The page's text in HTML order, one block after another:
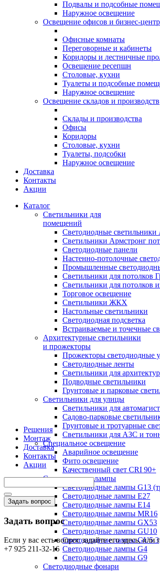
Подвалы и подсобные
Наружное освещение
Освещение офисов и бизнес-
Офисные комнаты
Переговорные и кабинеты
Коридоры и лестничные
Освещение ресепшн
Столовые, кухни
Туалеты и подсобные
Наружное освещение
Освещение складов и производств
Склады и производства
Офисы
Коридоры
Столовые, кухни
Туалеты, подсобки
Наружное освещение
Доставка
Контакты
Акции
Каталог
Светильники для
помещений
Светодиодные
Светильники Армстронг
Светодиодные панели
Настенно-потолочные
Промышленные
Светильники для потолков
Светильники для потолков
Торговое освещение
Светильники ЖКХ
Настольные светильники
Светодиодная подсветка
Встраиваемые и точечные
Архитектурные светильники
и прожекторы
Прожекторы светодиодные
Светодиодные ленты
Светильники для
Подводные светильники
Грунтовые и парковые
Светильники для улицы
Светильники для
Садово-парковые
Грунтовые и тротуарные
Светильники для АЗС и
Специальное освещение
Аварийное освещение
Фито освещение
Качественный свет CRI 90+
Светодиодные лампы
Светодиодные лампы G13
Светодиодные лампы Е27
Светодиодные лампы Е14
Светодиодные лампы MR16
Светодиодные лампы GX53
Светодиодные лампы GU10
Светодиодные лампы GU5.3
Светодиодные лампы G4
Светодиодные лампы G9
Светодиодные фонари
Решения
Монтаж
Доставка
Контакты
Акции
Задать вопрос
Задать вопрос
Если у вас есть вопрос задайте его здесь, или
+7 925 211-32-16